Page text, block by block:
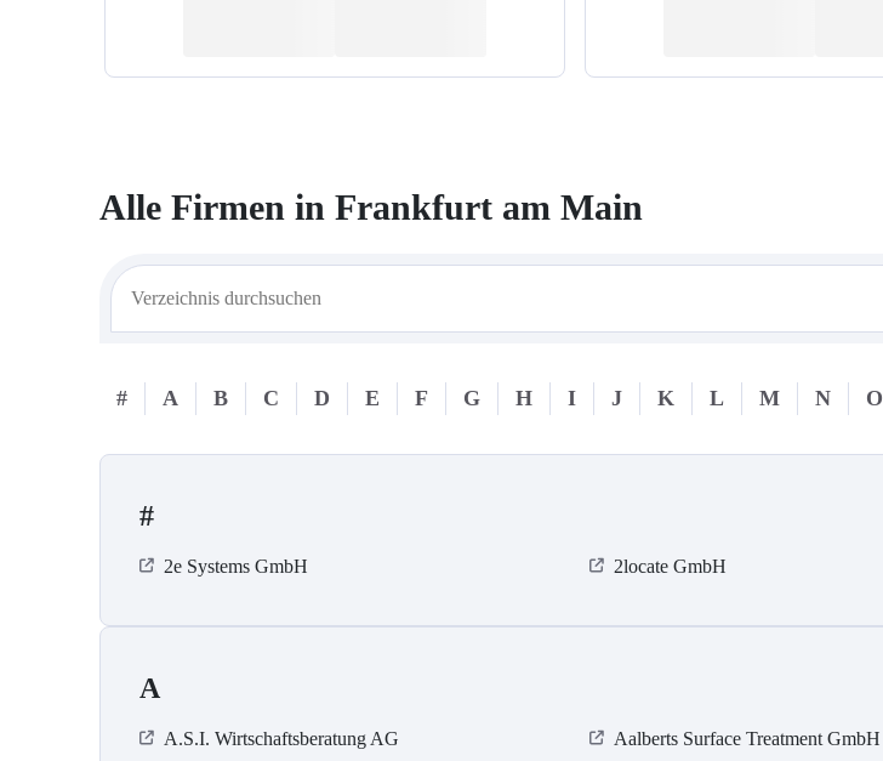
Alle Firmen in Frankfurt am Main
# A B C D E F G H I J K L M N O
#
2e Systems GmbH 2locate GmbH
A
A.S.I. Wirtschaftsberatung AG Aalberts Surface Treatment GmbH